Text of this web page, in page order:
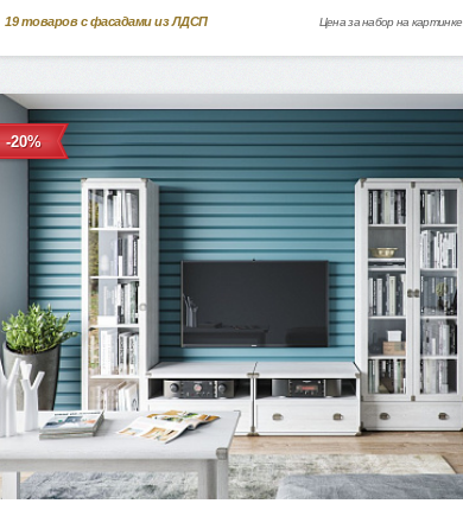
19 товаров с фасадами из ЛДСП Цена за набор на картинке
-20%